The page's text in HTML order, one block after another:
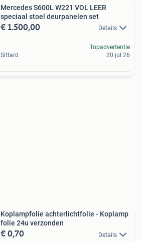
Mercedes S600L W221 VOL LEER
speciaal stoel deurpanelen set
€ 1.500,00 Details
Sittard
Topadvertentie
20 jul 26
Koplampfolie achterlichtfolie - Koplamp
folie 24u verzonden
€ 0,70 Details